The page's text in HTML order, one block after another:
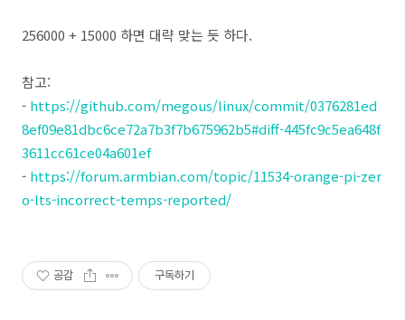
256000 + 15000 하면 대략 맞는 듯 하다.
참고:
- https://github.com/megous/linux/commit/0376281ed
8ef09e81dbc6ce72a7b3f7b675962b5#diff-445fc9c5ea648f
3611cc61ce04a601ef
- https://forum.armbian.com/topic/11534-orange-pi-zer
o-lts-incorrect-temps-reported/
공감 구독하기